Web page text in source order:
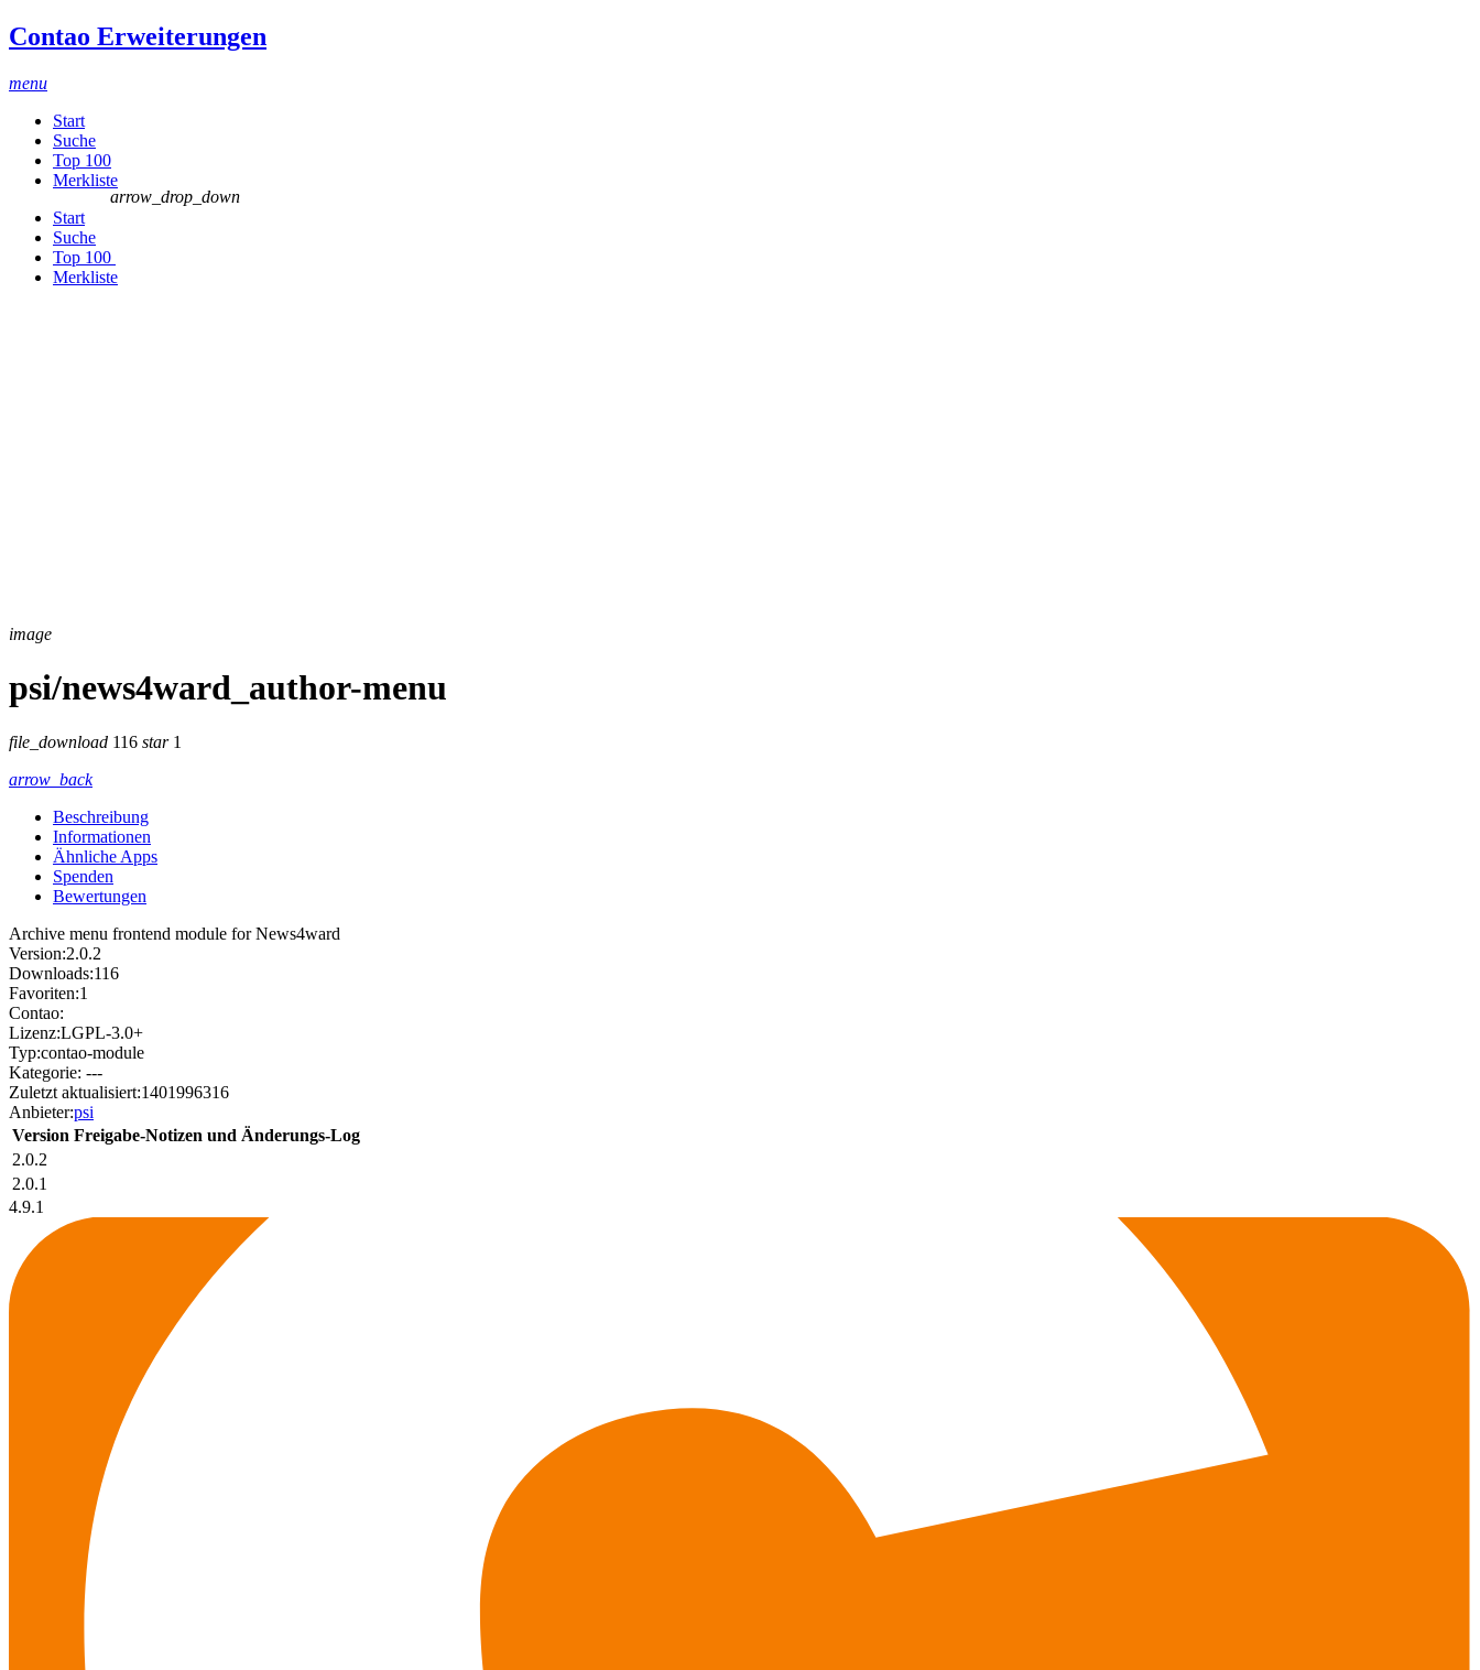
Contao Erweiterungen
menu
Start
Suche
Top 100
Merkliste
Start
Suche
Top 100
arrow_drop_down
Merkliste
image
psi/news4ward_author-menu
file_download 116 star1
arrow_back
Beschreibung
Informationen
Ähnliche Apps
Spenden
Bewertungen
Archive menu frontend module for News4ward
Version:2.0.2
Downloads:116
Favoriten:1
Contao:
Lizenz:LGPL-3.0+
Typ:contao-module
Kategorie: ---
Zuletzt aktualisiert:1401996316
Anbieter:psi
Version Freigabe-Notizen und Änderungs-Log
2.0.2
2.0.1
4.9.1